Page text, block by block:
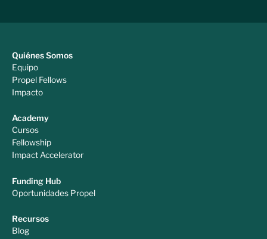
Quiénes Somos
Equipo
Propel Fellows
Impacto
Academy
Cursos
Fellowship
Impact Accelerator
Funding Hub
Oportunidades Propel
Recursos
Blog